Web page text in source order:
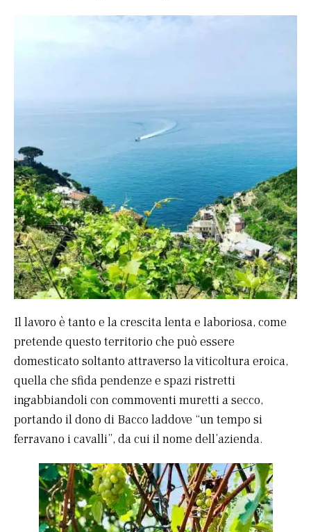
Il lavoro è tanto e la crescita lenta e laboriosa, come
pretende questo territorio che può essere
domesticato soltanto attraverso la viticoltura eroica,
quella che sfida pendenze e spazi ristretti
ingabbiandoli con commoventi muretti a secco,
portando il dono di Bacco laddove “un tempo si
ferravano i cavalli”, da cui il nome dell’azienda.